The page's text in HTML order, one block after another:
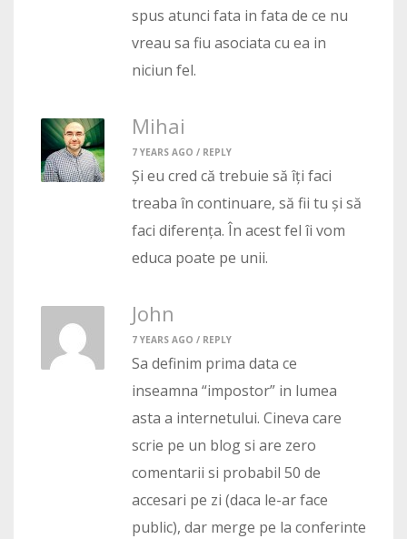
spus atunci fata in fata de ce nu
vreau sa fiu asociata cu ea in
niciun fel.
Mihai
7 YEARS AGO / REPLY
Și eu cred că trebuie să îți faci
treaba în continuare, să fii tu și să
faci diferența. În acest fel îi vom
educa poate pe unii.
John
7 YEARS AGO / REPLY
Sa definim prima data ce
inseamna “impostor” in lumea
asta a internetului. Cineva care
scrie pe un blog si are zero
comentarii si probabil 50 de
accesari pe zi (daca le-ar face
public), dar merge pe la conferinte